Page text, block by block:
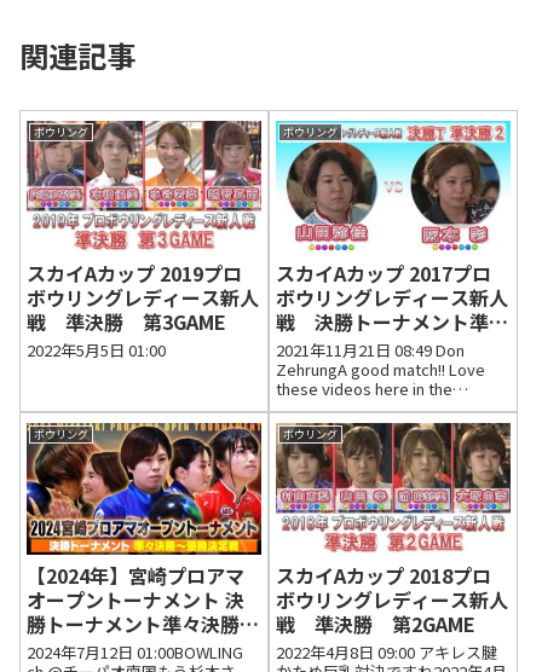
関連記事
ボウリング
スカイAカップ 2019プロ
ボウリングレディース新人
戦 準決勝 第3GAME
2022年5月5日 01:00
ボウリング
スカイAカップ 2017プロ
ボウリングレディース新人
戦 決勝トーナメント準決
勝 第２GAME
2021年11月21日 08:49 Don
ZehrungA good match!! Love
these videos here in the
USA!!2021年11月21日 10:34 いい
ね0件 返信0件
ボウリング
【2024年】宮崎プロアマ
オープントーナメント 決
勝トーナメント準々決勝～
優勝決定戦
2024年7月12日 01:00BOWLING
ボウリング
スカイAカップ 2018プロ
ボウリングレディース新人
戦 準決勝 第2GAME
2022年4月8日 09:00 アキレス腱